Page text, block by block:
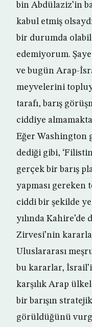
bin Abdülaziz’in
kabul etmiş
bir durumda
edemiyorum.
ve bugün Arap-
meyvelerini
tarafı, barış
ciddiye
Eğer Washington
dediği gibi,
gerçek bir barış
yapması gereken
ciddi bir şekilde
yılında
Zirvesi’nin
Uluslararası
bu kararlar,
karşılık Arap
bir barışın
görüldüğünü